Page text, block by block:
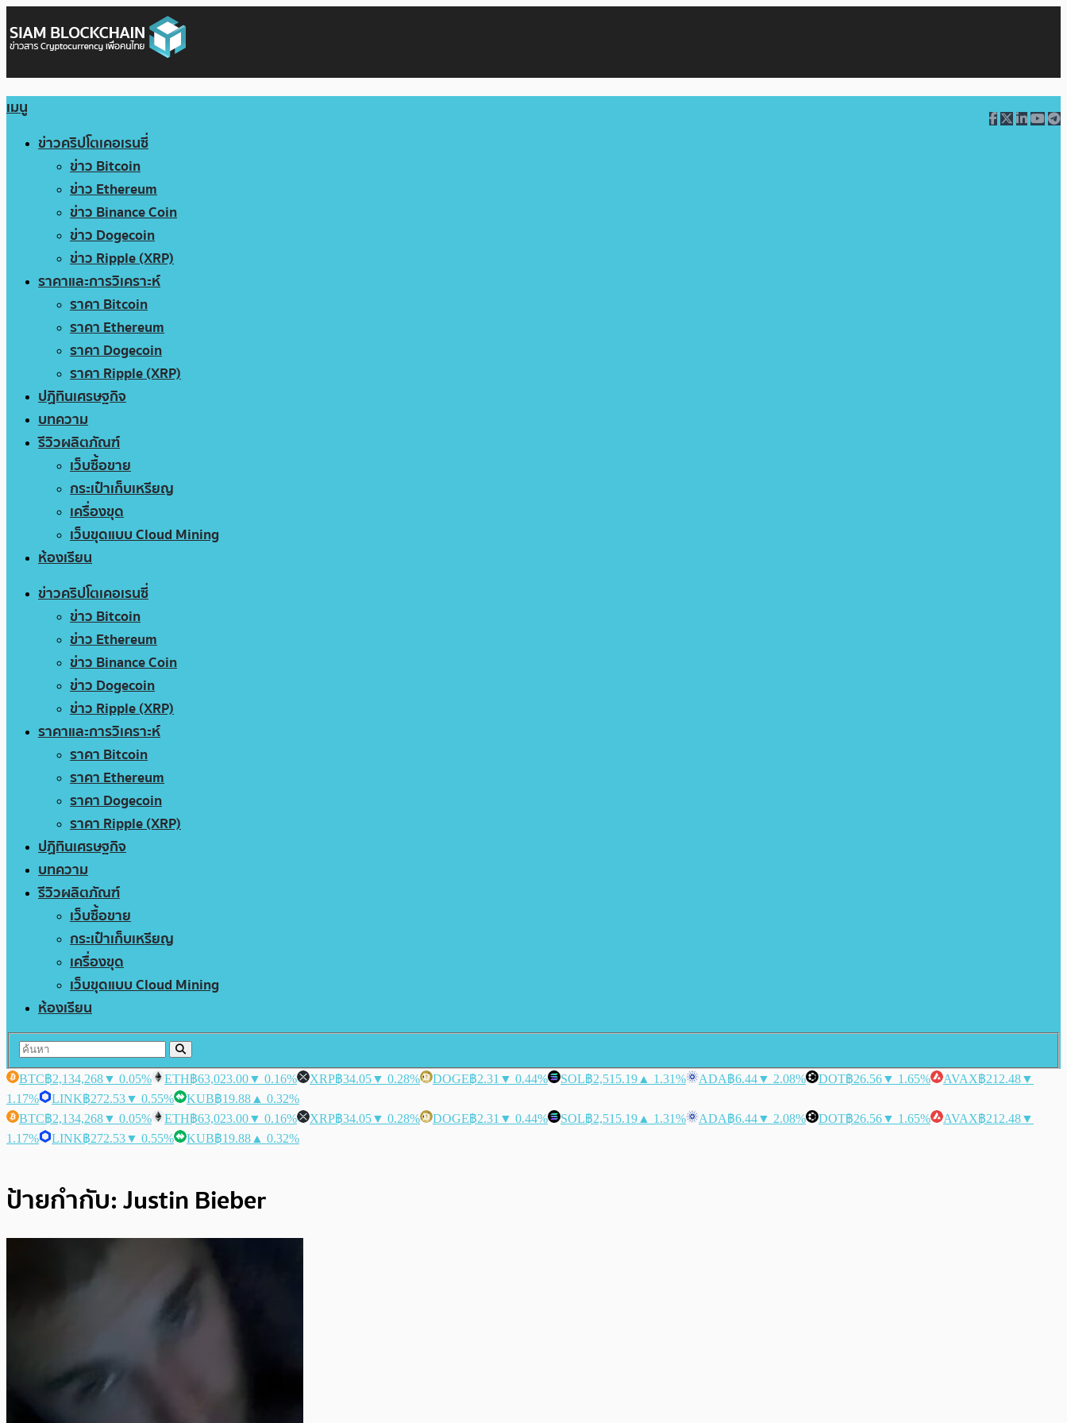
เมนู
ข่าวคริปโตเคอเรนซี่
ข่าว Bitcoin
ข่าว Ethereum
ข่าว Binance Coin
ข่าว Dogecoin
ข่าว Ripple (XRP)
ราคาและการวิเคราะห์
ราคา Bitcoin
ราคา Ethereum
ราคา Dogecoin
ราคา Ripple (XRP)
ปฏิทินเศรษฐกิจ
บทความ
รีวิวผลิตภัณฑ์
เว็บซื้อขาย
กระเป๋าเก็บเหรียญ
เครื่องขุด
เว็บขุดแบบ Cloud Mining
ห้องเรียน
ข่าวคริปโตเคอเรนซี่
ข่าว Bitcoin
ข่าว Ethereum
ข่าว Binance Coin
ข่าว Dogecoin
ข่าว Ripple (XRP)
ราคาและการวิเคราะห์
ราคา Bitcoin
ราคา Ethereum
ราคา Dogecoin
ราคา Ripple (XRP)
ปฏิทินเศรษฐกิจ
บทความ
รีวิวผลิตภัณฑ์
เว็บซื้อขาย
กระเป๋าเก็บเหรียญ
เครื่องขุด
เว็บขุดแบบ Cloud Mining
ห้องเรียน
BTC฿2,134,268▼ 0.05% ETH฿63,023.00▼ 0.16% XRP฿34.05▼ 0.28% DOGE฿2.31 ▼ 0.44% SOL฿2,515.19 ▲ 1.31% ADA฿6.44▼ 2.08% DOT฿26.56▼ 1.65% AVAX฿212.48▼
1.17%
LINK฿272.53▼ 0.55% KUB฿19.88 ▲ 0.32%
BTC฿2,134,268▼ 0.05% ETH฿63,023.00▼ 0.16% XRP฿34.05▼ 0.28% DOGE฿2.31 ▼ 0.44% SOL฿2,515.19 ▲ 1.31% ADA฿6.44▼ 2.08% DOT฿26.56▼ 1.65% AVAX฿212.48▼
1.17%
LINK฿272.53▼ 0.55% KUB฿19.88 ▲ 0.32%
ป้ายกำกับ:Justin Bieber